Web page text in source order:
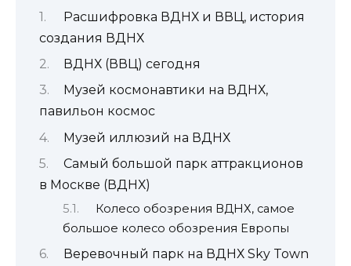
Расшифровка ВДНХ и ВВЦ, история
создания ВДНХ
ВДНХ (ВВЦ) сегодня
Музей космонавтики на ВДНХ,
павильон космос
Музей иллюзий на ВДНХ
Самый большой парк аттракционов
в Москве (ВДНХ)
Колесо обозрения ВДНХ, самое
большое колесо обозрения Европы
Веревочный парк на ВДНХ Sky Town